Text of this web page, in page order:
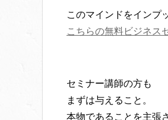
このマインドをインプ
こちらの無料ビジネス
セミナー講師の方も
まずは与えること。
本物であることを主張